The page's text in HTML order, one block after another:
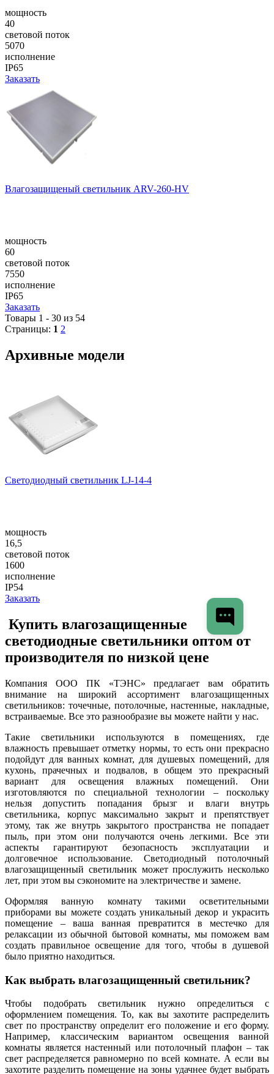
мощность
40
световой поток
5070
исполнение
IP65
Заказать
Влагозащищеный светильник ARV-260-HV
мощность
60
световой поток
7550
исполнение
IP65
Заказать
Товары 1 - 30 из 54
Страницы: 1 2
Архивные модели
Светодиодный светильник LJ-14-4
мощность
16,5
световой поток
1600
исполнение
IP54
Заказать
Купить влагозащищенные
светодиодные светильники оптом от
производителя по низкой цене
Компания ООО ПК «ТЭНС» предлагает вам обратить
внимание на широкий ассортимент влагозащищенных
светильников: точечные, потолочные, настенные, накладные,
встраиваемые. Все это разнообразие вы можете найти у нас.
Такие светильники используются в помещениях, где
влажность превышает отметку нормы, то есть они прекрасно
подойдут для ванных комнат, для душевых помещений, для
кухонь, прачечных и подвалов, в общем это прекрасный
вариант для освещения влажных помещений. Они
изготовляются по специальной технологии – поскольку
нельзя допустить попадания брызг и влаги внутрь
светильника, корпус максимально закрыт и препятствует
этому, так же внутрь закрытого пространства не попадает
пыль, при этом они получаются очень легкими. Все эти
аспекты гарантируют безопасность эксплуатации и
долговечное использование. Светодиодный потолочный
влагозащищенный светильник может прослужить несколько
лет, при этом вы сэкономите на электричестве и замене.
Оформляя ванную комнату такими осветительными
приборами вы можете создать уникальный декор и украсить
помещение – ваша ванная превратится в местечко для
релаксации из обычной бытовой комнаты, мы поможем вам
создать правильное освещение для того, чтобы в душевой
было приятно находиться.
Как выбрать влагозащищенный светильник?
Чтобы подобрать светильник нужно определиться с
оформлением помещения. То, как вы захотите распределить
свет по пространству определит его положение и его форму.
Например, классическим вариантом освещения ванной
комнаты является настенный или потолочный плафон – так
свет распределяется равномерно по всей комнате. А если вы
захотите разделить помещение на зоны удачнее будет выбрать